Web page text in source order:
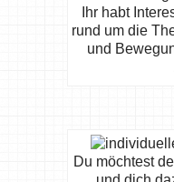
Ihr habt
rund um die
und
Du möchtest